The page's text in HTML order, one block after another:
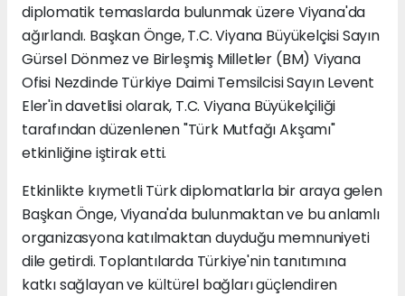
diplomatik temaslarda bulunmak üzere Viyana'da
ağırlandı. Başkan Önge, T.C. Viyana Büyükelçisi Sayın
Gürsel Dönmez ve Birleşmiş Milletler (BM) Viyana
Ofisi Nezdinde Türkiye Daimi Temsilcisi Sayın Levent
Eler'in davetlisi olarak, T.C. Viyana Büyükelçiliği
tarafından düzenlenen "Türk Mutfağı Akşamı"
etkinliğine iştirak etti.
Etkinlikte kıymetli Türk diplomatlarla bir araya gelen
Başkan Önge, Viyana'da bulunmaktan ve bu anlamlı
organizasyona katılmaktan duyduğu memnuniyeti
dile getirdi. Toplantılarda Türkiye'nin tanıtımına
katkı sağlayan ve kültürel bağları güçlendiren